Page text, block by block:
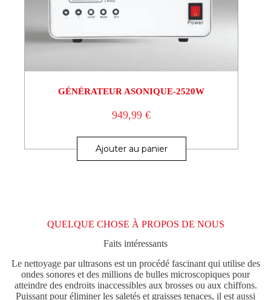
GÉNÉRATEUR ASONIQUE-2520W
949,99€
Ajouter au panier
QUELQUE CHOSE À PROPOS DE NOUS
Faits intéressants
Le nettoyage par ultrasons est un procédé fascinant qui utilise des
ondes sonores et des millions de bulles microscopiques pour
atteindre des endroits inaccessibles aux brosses ou aux chiffons.
Puissant pour éliminer les saletés et graisses tenaces, il est aussi